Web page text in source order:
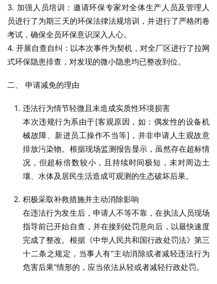
3. 加强人员培训：邀请环保专家对全体生产人员及管理人
员进行了为期三天的环保法律法规培训，并进行了严格闭卷
考试，确保全员环保意识深入人心。
4. 开展自查自纠：以本次事件为契机，对全厂区进行了拉网
式环保隐患排查，对发现的微小隐患均已整改到位。
二、 申请减免的理由
违法行为情节轻微且未造成实质性环境损害
本次违规行为系由于[客观原因，如：偶发性的设备机
械故障、新进员工操作不当等]，并非申请人主观故意
排放污染物。根据现场监测报告显示，虽然存在超标情
况，但超标倍数较小，且持续时间极短，未对周边土
壤、水体及居民生活造成可观测的生态破坏后果。
积极采取补救措施并主动消除影响
在违法行为发生后，申请人不等不靠，在执法人员现场
指导前已开始自查，并在接到处罚意向后，以最快速度
完成了整改。根据《中华人民共和国行政处罚法》第三
十二条之规定，当事人有“主动消除或者减轻违法行为
危害后果”情形的，应当依法从轻或者减轻行政处罚。